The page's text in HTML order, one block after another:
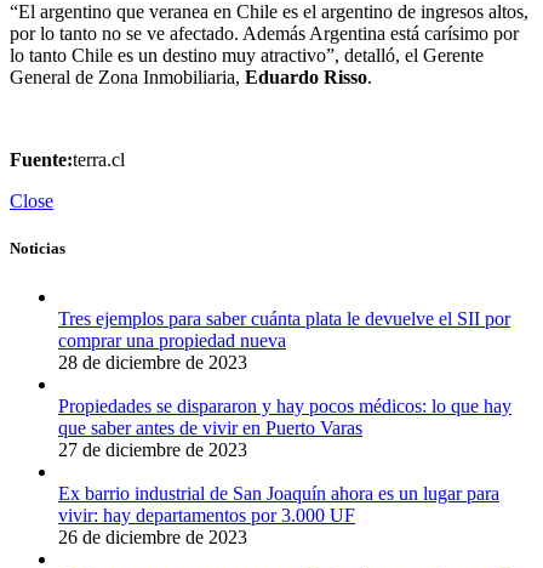
“El argentino que veranea en Chile es el argentino de ingresos altos,
por lo tanto no se ve afectado. Además Argentina está carísimo por
lo tanto Chile es un destino muy atractivo”, detalló, el Gerente
General de Zona Inmobiliaria, Eduardo Risso.
Fuente:terra.cl
Close
Noticias
Tres ejemplos para saber cuánta plata le devuelve el SII por
comprar una propiedad nueva
28 de diciembre de 2023
Propiedades se dispararon y hay pocos médicos: lo que hay
que saber antes de vivir en Puerto Varas
27 de diciembre de 2023
Ex barrio industrial de San Joaquín ahora es un lugar para
vivir: hay departamentos por 3.000 UF
26 de diciembre de 2023